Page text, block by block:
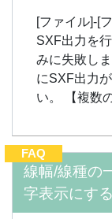
[ファイル]-[
SXF出力を
みに失敗し
にSXF出力
い。 【複数
FAQ
線幅/線種の
字表示にす